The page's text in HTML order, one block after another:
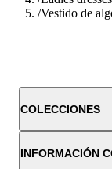
/Vestido de
COLECCIONES
INFORMACIÓN